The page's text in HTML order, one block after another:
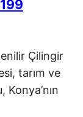
Çilingir
tarım ve